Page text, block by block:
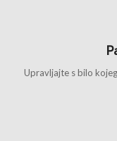
Upravljajte s bilo